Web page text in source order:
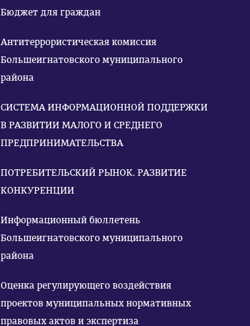
Бюджет для граждан
Антитеррористическая комиссия
Большеигнатовского муниципального
района
СИСТЕМА ИНФОРМАЦИОННОЙ ПОДДЕРЖКИ
В РАЗВИТИИ МАЛОГО И СРЕДНЕГО
ПРЕДПРИНИМАТЕЛЬСТВА
ПОТРЕБИТЕЛЬСКИЙ РЫНОК. РАЗВИТИЕ
КОНКУРЕНЦИИ
Информационный бюллетень
Большеигнатовского муниципального
района
Оценка регулирующего воздействия
проектов муниципальных нормативных
правовых актов и экспертиза